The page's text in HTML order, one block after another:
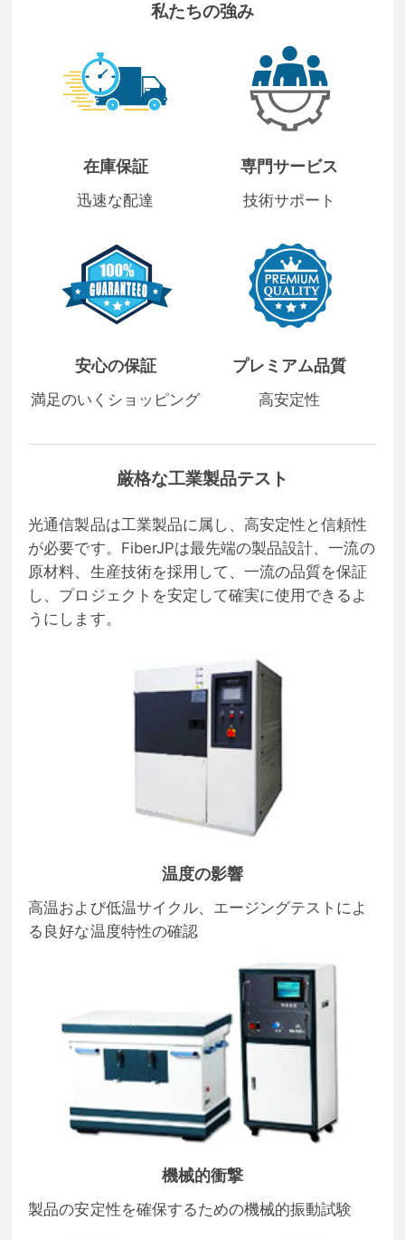
私たちの強み
在庫保証
迅速な配達
専門サービス
技術サポート
安心の保証
満足のいくショッピング
プレミアム品質
高安定性
厳格な工業製品テスト
光通信製品は工業製品に属し、高安定性と信頼性
が必要です。FiberJPは最先端の製品設計、一流の
原材料、生産技術を採用して、一流の品質を保証
し、プロジェクトを安定して確実に使用できるよ
うにします。
温度の影響
高温および低温サイクル、エージングテストによ
る良好な温度特性の確認
機械的衝撃
製品の安定性を確保するための機械的振動試験